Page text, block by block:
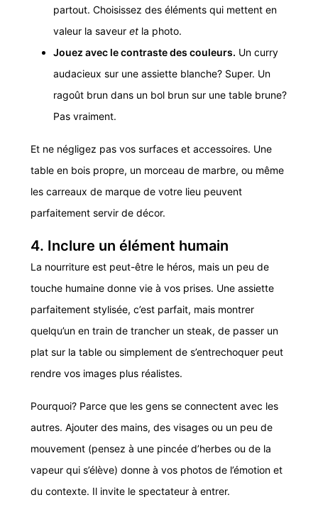
partout. Choisissez des éléments qui mettent en
valeur la saveur et la photo.
Jouez avec le contraste des couleurs. Un curry
audacieux sur une assiette blanche? Super. Un
ragoût brun dans un bol brun sur une table brune?
Pas vraiment.
Et ne négligez pas vos surfaces et accessoires. Une
table en bois propre, un morceau de marbre, ou même
les carreaux de marque de votre lieu peuvent
parfaitement servir de décor.
4. Inclure un élément humain
La nourriture est peut-être le héros, mais un peu de
touche humaine donne vie à vos prises. Une assiette
parfaitement stylisée, c’est parfait, mais montrer
quelqu’un en train de trancher un steak, de passer un
plat sur la table ou simplement de s’entrechoquer peut
rendre vos images plus réalistes.
Pourquoi? Parce que les gens se connectent avec les
autres. Ajouter des mains, des visages ou un peu de
mouvement (pensez à une pincée d’herbes ou de la
vapeur qui s’élève) donne à vos photos de l’émotion et
du contexte. Il invite le spectateur à entrer.